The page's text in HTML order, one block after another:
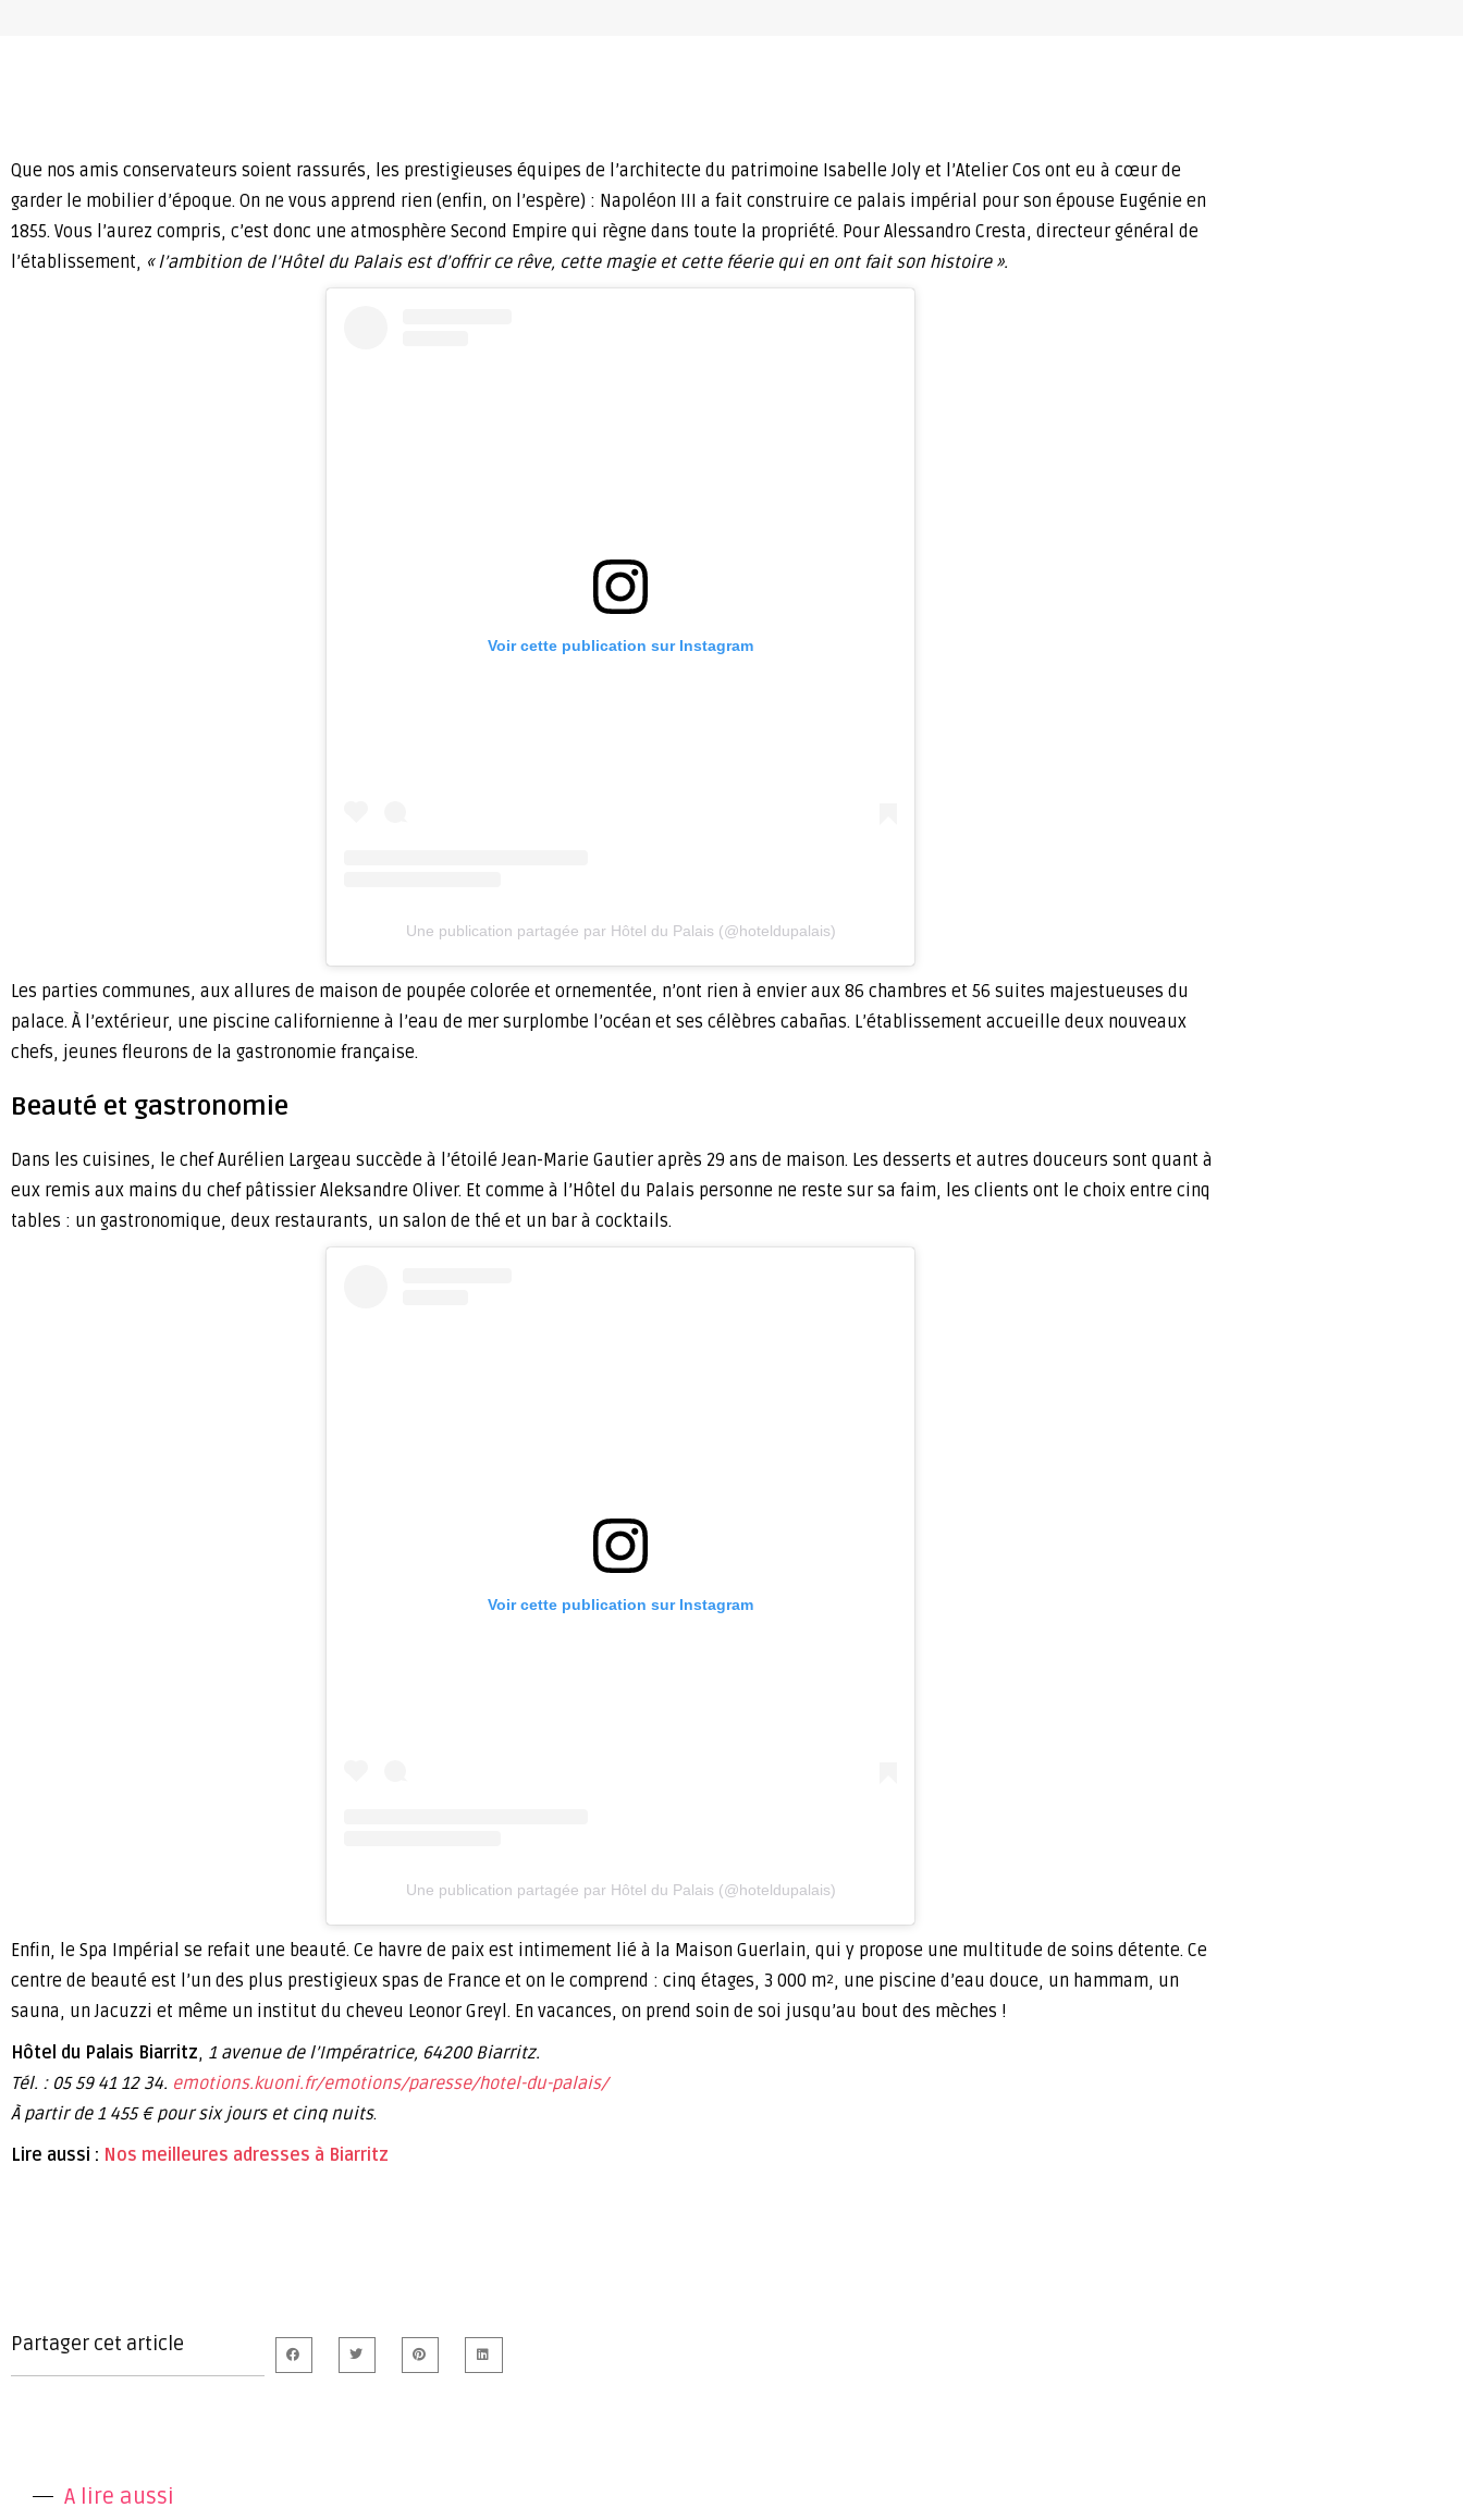
Que nos amis conservateurs soient rassurés, les prestigieuses équipes de l’architecte du patrimoine Isabelle Joly et l’Atelier Cos ont eu à cœur de
garder le mobilier d’époque. On ne vous apprend rien (enfin, on l’espère) : Napoléon III a fait construire ce palais impérial pour son épouse Eugénie en
1855. Vous l’aurez compris, c’est donc une atmosphère Second Empire qui règne dans toute la propriété. Pour Alessandro Cresta, directeur général de
l’établissement, « l’ambition de l’Hôtel du Palais est d’offrir ce rêve, cette magie et cette féerie qui en ont fait son histoire ».
Voir cette publication sur Instagram
Une publication partagée par Hôtel du Palais (@hoteldupalais)
Les parties communes, aux allures de maison de poupée colorée et ornementée, n’ont rien à envier aux 86 chambres et 56 suites majestueuses du
palace. À l’extérieur, une piscine californienne à l’eau de mer surplombe l’océan et ses célèbres cabañas. L’établissement accueille deux nouveaux
chefs, jeunes fleurons de la gastronomie française.
Beauté et gastronomie
Dans les cuisines, le chef Aurélien Largeau succède à l’étoilé Jean-Marie Gautier après 29 ans de maison. Les desserts et autres douceurs sont quant à
eux remis aux mains du chef pâtissier Aleksandre Oliver. Et comme à l’Hôtel du Palais personne ne reste sur sa faim, les clients ont le choix entre cinq
tables : un gastronomique, deux restaurants, un salon de thé et un bar à cocktails.
Voir cette publication sur Instagram
Une publication partagée par Hôtel du Palais (@hoteldupalais)
Enfin, le Spa Impérial se refait une beauté. Ce havre de paix est intimement lié à la Maison Guerlain, qui y propose une multitude de soins détente. Ce
centre de beauté est l’un des plus prestigieux spas de France et on le comprend : cinq étages, 3 000 m2, une piscine d’eau douce, un hammam, un
sauna, un Jacuzzi et même un institut du cheveu Leonor Greyl. En vacances, on prend soin de soi jusqu’au bout des mèches !
Hôtel du Palais Biarritz, 1 avenue de l’Impératrice, 64200 Biarritz.
Tél. : 05 59 41 12 34. emotions.kuoni.fr/emotions/paresse/hotel-du-palais/
À partir de 1 455 € pour six jours et cinq nuits.
Lire aussi : Nos meilleures adresses à Biarritz
Partager cet article
A lire aussi